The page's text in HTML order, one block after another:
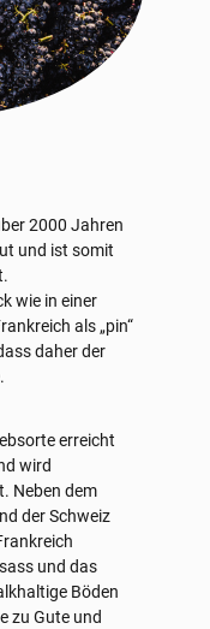
2000 Jahren
und ist somit
wie in einer
als „pin“
daher der
erreicht
wird
Neben dem
der Schweiz
und das
Böden
zu Gute und